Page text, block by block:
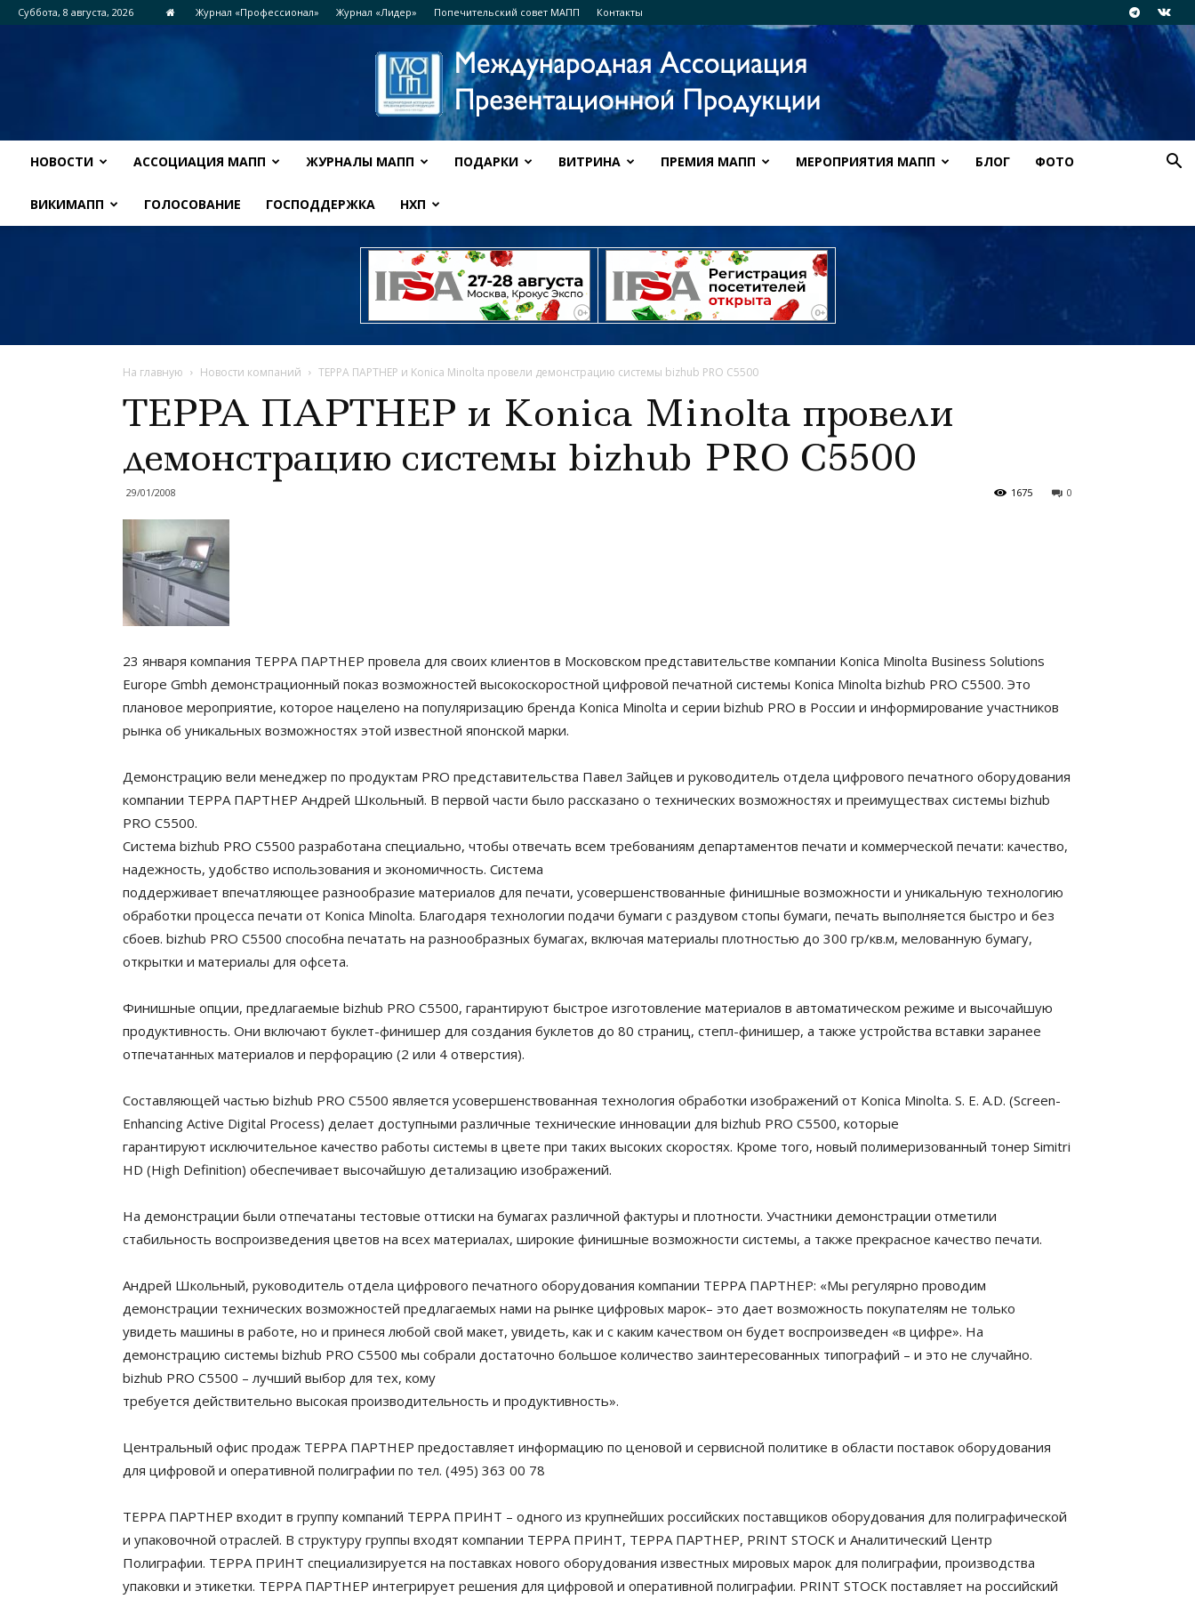
Суббота, 8 августа, 2026 Журнал «Профессионал» Журнал «Лидер» Попечительский совет МАПП Контакты
НОВОСТИ АССОЦИАЦИЯ МАПП ЖУРНАЛЫ МАПП ПОДАРКИ ВИТРИНА ПРЕМИЯ МАПП МЕРОПРИЯТИЯ МАПП БЛОГ ФОТО
ВИКИМАПП ГОЛОСОВАНИЕ ГОСПОДДЕРЖКА НХП
На главную Новости компаний ТЕРРА ПАРТНЕР и Konica Minolta провели демонстрацию системы bizhub PRO C5500
ТЕРРА ПАРТНЕР и Konica Minolta провели
демонстрацию системы bizhub PRO C5500
29/01/2008 0
1675
23 января компания ТЕРРА ПАРТНЕР провела для своих клиентов в Московском представительстве компании Konica Minolta Business Solutions
Europe Gmbh демонстрационный показ возможностей высокоскоростной цифровой печатной системы Konica Minolta bizhub PRO C5500. Это
плановое мероприятие, которое нацелено на популяризацию бренда Konica Minolta и серии bizhub PRO в России и информирование участников
рынка об уникальных возможностях этой известной японской марки.
Демонстрацию вели менеджер по продуктам PRO представительства Павел Зайцев и руководитель отдела цифрового печатного оборудования
компании ТЕРРА ПАРТНЕР Андрей Школьный. В первой части было рассказано о технических возможностях и преимуществах системы bizhub
PRO C5500.
Система bizhub PRO C5500 разработана специально, чтобы отвечать всем требованиям департаментов печати и коммерческой печати: качество,
надежность, удобство использования и экономичность. Система
поддерживает впечатляющее разнообразие материалов для печати, усовершенствованные финишные возможности и уникальную технологию
обработки процесса печати от Konica Minolta. Благодаря технологии подачи бумаги с раздувом стопы бумаги, печать выполняется быстро и без
сбоев. bizhub PRO C5500 способна печатать на разнообразных бумагах, включая материалы плотностью до 300 гр/кв.м, мелованную бумагу,
открытки и материалы для офсета.
Финишные опции, предлагаемые bizhub PRO C5500, гарантируют быстрое изготовление материалов в автоматическом режиме и высочайшую
продуктивность. Они включают буклет-финишер для создания буклетов до 80 страниц, степл-финишер, а также устройства вставки заранее
отпечатанных материалов и перфорацию (2 или 4 отверстия).
Составляющей частью bizhub PRO C5500 является усовершенствованная технология обработки изображений от Konica Minolta. S. E. A.D. (Screen-
Enhancing Active Digital Process) делает доступными различные технические инновации для bizhub PRO C5500, которые
гарантируют исключительное качество работы системы в цвете при таких высоких скоростях. Кроме того, новый полимеризованный тонер Simitri
HD (High Definition) обеспечивает высочайшую детализацию изображений.
На демонстрации были отпечатаны тестовые оттиски на бумагах различной фактуры и плотности. Участники демонстрации отметили
стабильность воспроизведения цветов на всех материалах, широкие финишные возможности системы, а также прекрасное качество печати.
Андрей Школьный, руководитель отдела цифрового печатного оборудования компании ТЕРРА ПАРТНЕР: «Мы регулярно проводим
демонстрации технических возможностей предлагаемых нами на рынке цифровых марок– это дает возможность покупателям не только
увидеть машины в работе, но и принеся любой свой макет, увидеть, как и с каким качеством он будет воспроизведен «в цифре». На
демонстрацию системы bizhub PRO C5500 мы собрали достаточно большое количество заинтересованных типографий – и это не случайно.
bizhub PRO C5500 – лучший выбор для тех, кому
требуется действительно высокая производительность и продуктивность».
Центральный офис продаж ТЕРРА ПАРТНЕР предоставляет информацию по ценовой и сервисной политике в области поставок оборудования
для цифровой и оперативной полиграфии по тел. (495) 363 00 78
ТЕРРА ПАРТНЕР входит в группу компаний ТЕРРА ПРИНТ – одного из крупнейших российских поставщиков оборудования для полиграфической
и упаковочной отраслей. В структуру группы входят компании ТЕРРА ПРИНТ, ТЕРРА ПАРТНЕР, PRINT STOCK и Аналитический Центр
Полиграфии. ТЕРРА ПРИНТ специализируется на поставках нового оборудования известных мировых марок для полиграфии, производства
упаковки и этикетки. ТЕРРА ПАРТНЕР интегрирует решения для цифровой и оперативной полиграфии. PRINT STOCK поставляет на российский